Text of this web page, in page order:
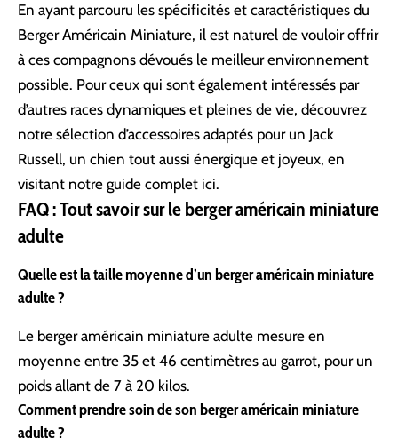
En ayant parcouru les spécificités et caractéristiques du
Berger Américain Miniature, il est naturel de vouloir offrir
à ces compagnons dévoués le meilleur environnement
possible. Pour ceux qui sont également intéressés par
d’autres races dynamiques et pleines de vie, découvrez
notre sélection d’accessoires adaptés pour un Jack
Russell, un chien tout aussi énergique et joyeux, en
visitant notre guide complet ici.
FAQ : Tout savoir sur le berger américain miniature
adulte
Quelle est la taille moyenne d’un berger américain miniature
adulte ?
Le berger américain miniature adulte mesure en
moyenne entre 35 et 46 centimètres au garrot, pour un
poids allant de 7 à 20 kilos.
Comment prendre soin de son berger américain miniature
adulte ?